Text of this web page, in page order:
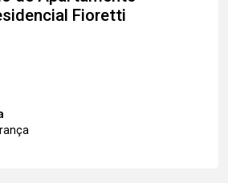
Fioretti